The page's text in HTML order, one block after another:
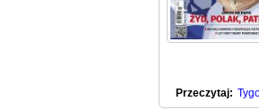
Przeczytaj: